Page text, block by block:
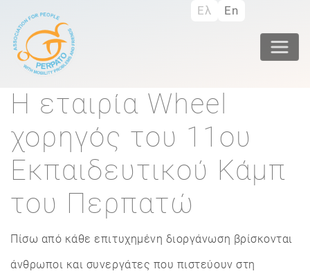
Ελ En
Η εταιρία Wheel
χορηγός του 11ου
Εκπαιδευτικού Κάμπ
του Περπατώ
Πίσω από κάθε επιτυχημένη διοργάνωση βρίσκονται
άνθρωποι και συνεργάτες που πιστεύουν στη